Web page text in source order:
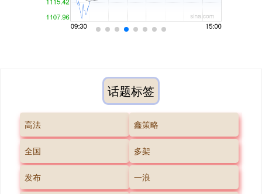
话题标签
高法 鑫策略
全国 多架
发布 一浪